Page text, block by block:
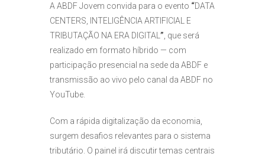
A ABDF Jovem convida para o evento “DATA
CENTERS, INTELIGÊNCIA ARTIFICIAL E
TRIBUTAÇÃO NA ERA DIGITAL ” , que será
realizado em formato híbrido — com
participação presencial na sede da ABDF e
transmissão ao vivo pelo canal da ABDF no
YouTube.
Com a rápida digitalização da economia,
surgem desafios relevantes para o sistema
tributário. O painel irá discutir temas centrais